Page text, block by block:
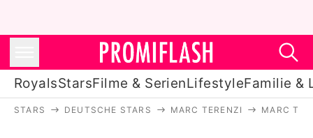
RoyalsStarsFilme & SerienLifestyleFamilie &
STARS DEUTSCHE STARS MARC TERENZI MARC